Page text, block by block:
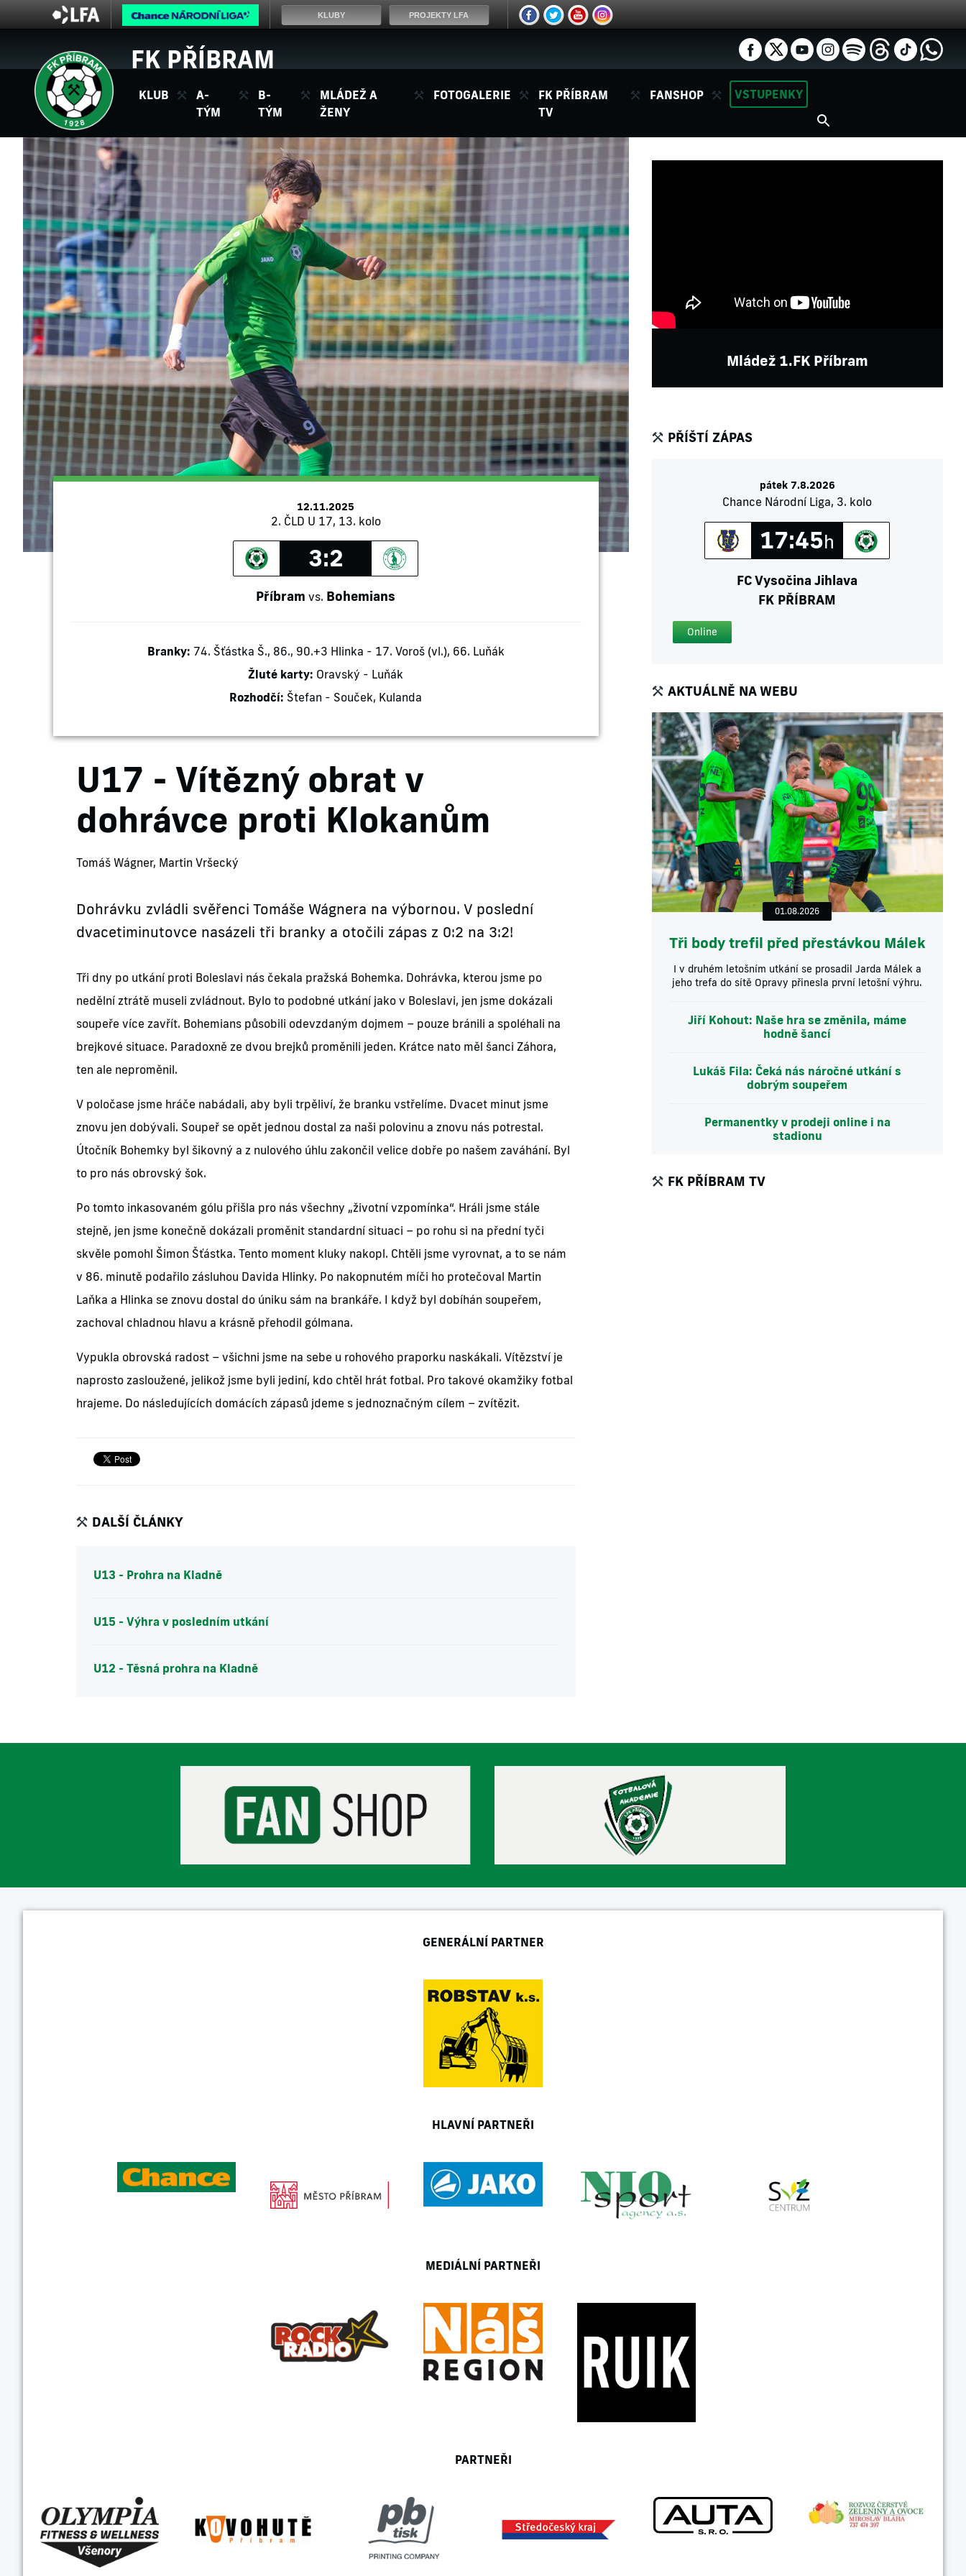
FK PŘÍBRAM
KLUB
A-
TÝM
B-
TÝM
MLÁDEŽ A
ŽENY
FOTOGALERIE
FK PŘÍBRAM
TV
FANSHOP VSTUPENKY
12.11.2025
2. ČLD U 17, 13. kolo
3:2
Příbram vs. Bohemians
Branky: 74. Šťástka Š., 86., 90.+3 Hlinka - 17. Voroš (vl.), 66. Luňák
Žluté karty: Oravský - Luňák
Rozhodčí: Štefan - Souček, Kulanda
U17 - Vítězný obrat v
dohrávce proti Klokanům
Tomáš Wágner, Martin Vršecký
Dohrávku zvládli svěřenci Tomáše Wágnera na výbornou. V poslední
dvacetiminutovce nasázeli tři branky a otočili zápas z 0:2 na 3:2!
Tři dny po utkání proti Boleslavi nás čekala pražská Bohemka. Dohrávka, kterou jsme po
nedělní ztrátě museli zvládnout. Bylo to podobné utkání jako v Boleslavi, jen jsme dokázali
soupeře více zavřít. Bohemians působili odevzdaným dojmem – pouze bránili a spoléhali na
brejkové situace. Paradoxně ze dvou brejků proměnili jeden. Krátce nato měl šanci Záhora,
ten ale neproměnil.
V poločase jsme hráče nabádali, aby byli trpěliví, že branku vstřelíme. Dvacet minut jsme
znovu jen dobývali. Soupeř se opět jednou dostal za naši polovinu a znovu nás potrestal.
Útočník Bohemky byl šikovný a z nulového úhlu zakončil velice dobře po našem zaváhání. Byl
to pro nás obrovský šok.
Po tomto inkasovaném gólu přišla pro nás všechny „životní vzpomínka“. Hráli jsme stále
stejně, jen jsme konečně dokázali proměnit standardní situaci – po rohu si na přední tyči
skvěle pomohl Šimon Šťástka. Tento moment kluky nakopl. Chtěli jsme vyrovnat, a to se nám
v 86. minutě podařilo zásluhou Davida Hlinky. Po nakopnutém míči ho protečoval Martin
Laňka a Hlinka se znovu dostal do úniku sám na brankáře. I když byl dobíhán soupeřem,
zachoval chladnou hlavu a krásně přehodil gólmana.
Vypukla obrovská radost – všichni jsme na sebe u rohového praporku naskákali. Vítězství je
naprosto zasloužené, jelikož jsme byli jediní, kdo chtěl hrát fotbal. Pro takové okamžiky fotbal
hrajeme. Do následujících domácích zápasů jdeme s jednoznačným cílem – zvítězit.
DALŠÍ ČLÁNKY
U13 - Prohra na Kladně
U15 - Výhra v posledním utkání
U12 - Těsná prohra na Kladně
Mládež 1.FK Příbram
PŘÍŠTÍ ZÁPAS
pátek 7.8.2026
Chance Národní Liga, 3. kolo
17:45h
FC Vysočina Jihlava
FK PŘÍBRAM
Online
AKTUÁLNĚ NA WEBU
01.08.2026
Tři body trefil před přestávkou Málek
I v druhém letošním utkání se prosadil Jarda Málek a
jeho trefa do sítě Opravy přinesla první letošní výhru.
Jiří Kohout: Naše hra se změnila, máme
hodně šancí
Lukáš Fila: Čeká nás náročné utkání s
dobrým soupeřem
Permanentky v prodeji online i na
stadionu
FK PŘÍBRAM TV
GENERÁLNÍ PARTNER
HLAVNÍ PARTNEŘI
MEDIÁLNÍ PARTNEŘI
PARTNEŘI
KLUBY PROJEKTY LFA